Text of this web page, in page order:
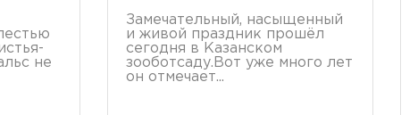
не
Замечательный, насыщенный
и живой праздник прошёл
сегодня в Казанском
зооботсаду.Вот уже много лет
он отмечает...